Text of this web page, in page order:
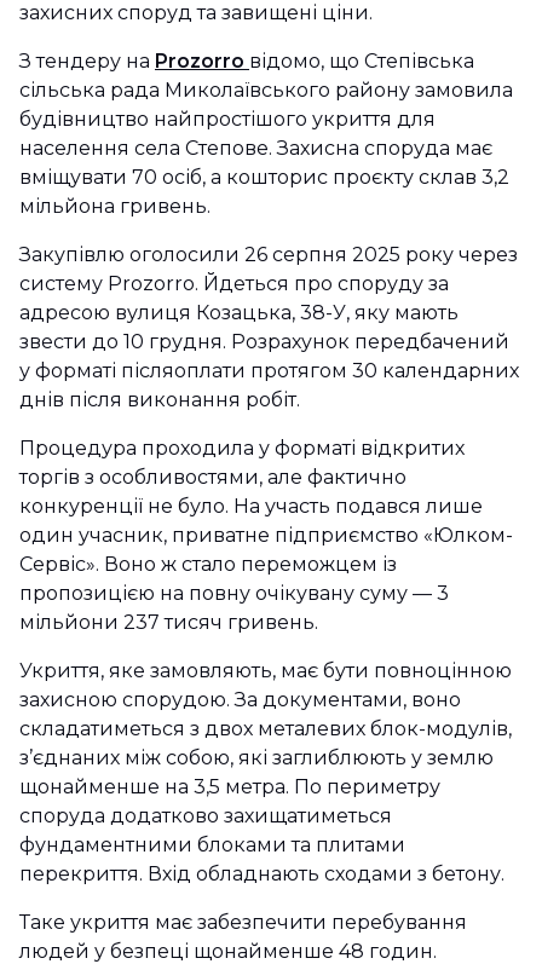
захисних споруд та завищені ціни.
З тендеру на Prozorro відомо, що Степівська
сільська рада Миколаївського району замовила
будівництво найпростішого укриття для
населення села Степове. Захисна споруда має
вміщувати 70 осіб, а кошторис проєкту склав 3,2
мільйона гривень.
Закупівлю оголосили 26 серпня 2025 року через
систему Prozorro. Йдеться про споруду за
адресою вулиця Козацька, 38-У, яку мають
звести до 10 грудня. Розрахунок передбачений
у форматі післяоплати протягом 30 календарних
днів після виконання робіт.
Процедура проходила у форматі відкритих
торгів з особливостями, але фактично
конкуренції не було. На участь подався лише
один учасник, приватне підприємство «Юлком-
Сервіс». Воно ж стало переможцем із
пропозицією на повну очікувану суму — 3
мільйони 237 тисяч гривень.
Укриття, яке замовляють, має бути повноцінною
захисною спорудою. За документами, воно
складатиметься з двох металевих блок-модулів,
з’єднаних між собою, які заглиблюють у землю
щонайменше на 3,5 метра. По периметру
споруда додатково захищатиметься
фундаментними блоками та плитами
перекриття. Вхід обладнають сходами з бетону.
Таке укриття має забезпечити перебування
людей у безпеці щонайменше 48 годин.